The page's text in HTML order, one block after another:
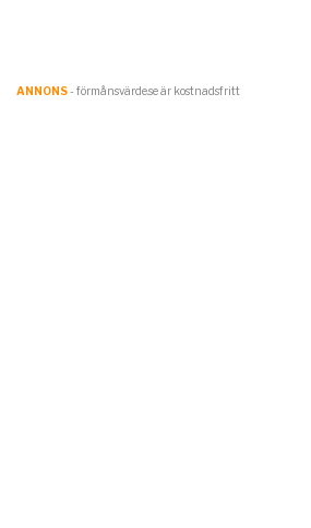
ANNONS- förmånsvärde.se är kostnadsfritt